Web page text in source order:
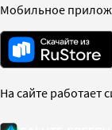
Мобильное
На сайте работает